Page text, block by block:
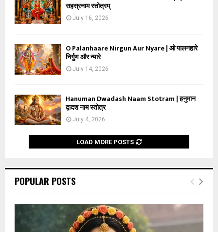
सहस्रनाम स्तोत्रम्
July 16, 2026
O Palanhaare Nirgun Aur Nyare | ओ पालनहारे
निर्गुण और न्यारे
July 14, 2026
Hanuman Dwadash Naam Stotram | हनुमान
द्वादश नाम स्तोत्र
July 4, 2026
LOAD MORE POSTS
POPULAR POSTS